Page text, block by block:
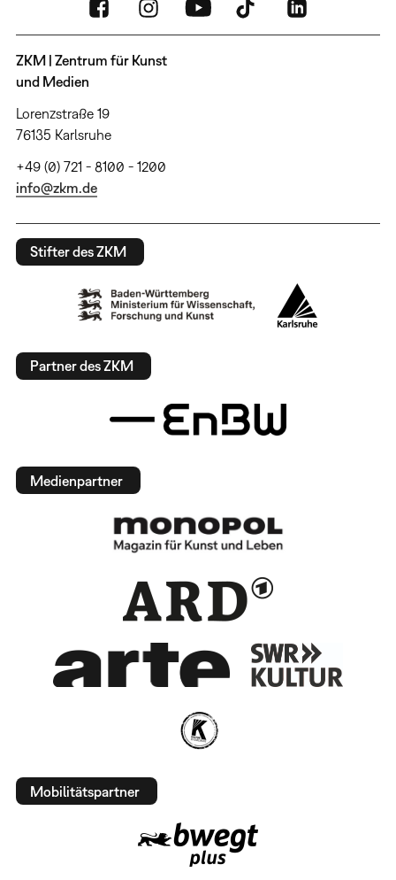
ZKM | Zentrum für Kunst
und Medien
Lorenzstraße 19
76135 Karlsruhe
+49 (0) 721 - 8100 - 1200
info@zkm.de
Stifter des ZKM
Partner des ZKM
Medienpartner
Mobilitätspartner